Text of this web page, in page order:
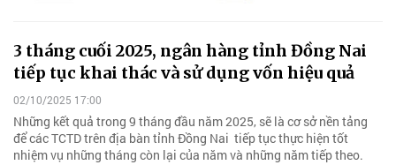
3 tháng cuối 2025, ngân hàng tỉnh Đồng Nai
tiếp tục khai thác và sử dụng vốn hiệu quả
02/10/2025 17:00
Những kết quả trong 9 tháng đầu năm 2025, sẽ là cơ sở nền tảng
để các TCTD trên địa bàn tỉnh Đồng Nai tiếp tục thực hiện tốt
nhiệm vụ những tháng còn lại của năm và những năm tiếp theo.